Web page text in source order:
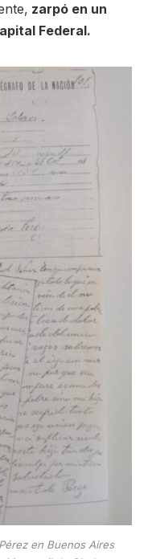
zarpó en un
Federal.
en Buenos Aires